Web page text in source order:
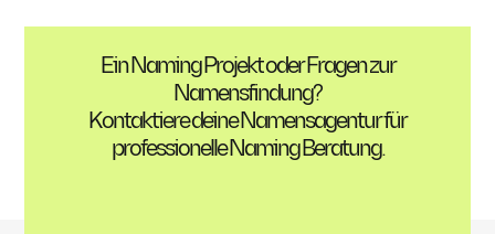
Ein Naming Projekt oder Fragen zur
Namensfindung?
Kontaktiere deine Namensagentur für
professionelle Naming Beratung.